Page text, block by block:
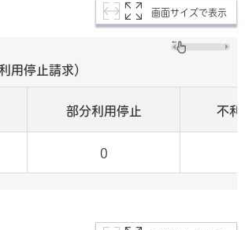
画面サイズで表示
用停止請求）
部分利用停止 不利
0